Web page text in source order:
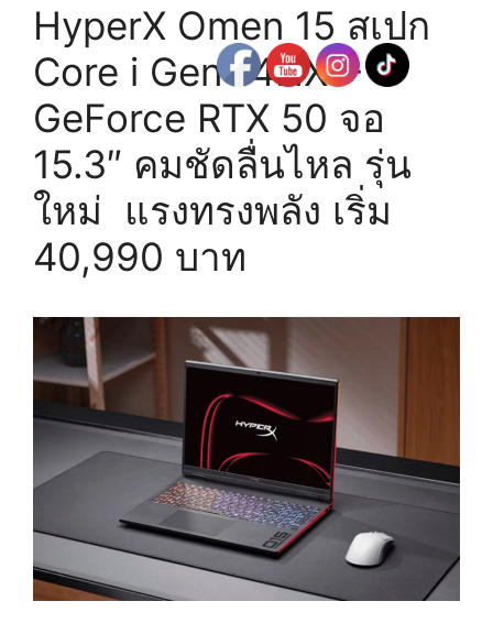
HyperX Omen 15 สเปก
Core i Gen 14HX +
GeForce RTX 50 จอ
15.3″ คมชัดลื่นไหล รุ่น
ใหม่ แรงทรงพลัง เริ่ม
40,990 บาท